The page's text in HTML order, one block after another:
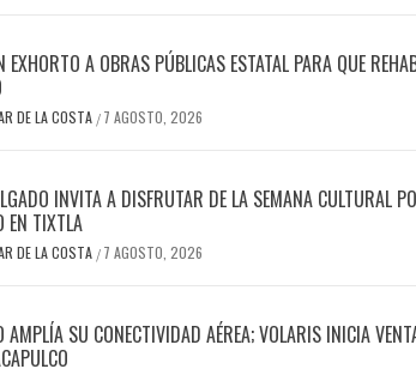
EXHORTO A OBRAS PÚBLICAS ESTATAL PARA QUE
DE LA COSTA / 7 AGOSTO, 2026
INVITA A DISFRUTAR DE LA SEMANA CULTURAL
EN TIXTLA
DE LA COSTA / 7 AGOSTO, 2026
AMPLÍA SU CONECTIVIDAD AÉREA; VOLARIS INICIA